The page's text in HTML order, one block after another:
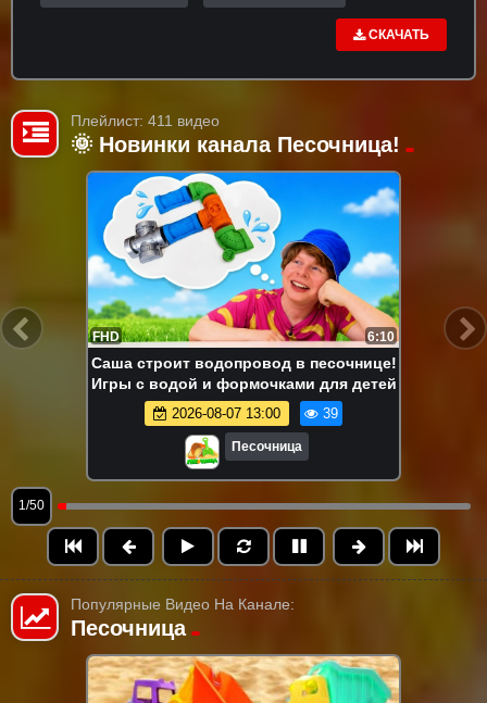
СКАЧАТЬ
Плейлист: 411 видео
🌞 Новинки канала Песочница!
FHD 6:10
Саша строит водопровод в песочнице!
Игры с водой и формочками для детей
2026-08-07 13:00 39
Песочница
1/50
Популярные Видео На Канале:
Песочница